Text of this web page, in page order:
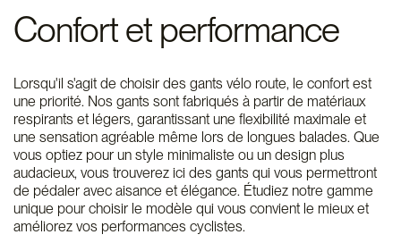
Confort et performance
Lorsqu'il s'agit de choisir des gants vélo route, le confort est
une priorité. Nos gants sont fabriqués à partir de matériaux
respirants et légers, garantissant une flexibilité maximale et
une sensation agréable même lors de longues balades. Que
vous optiez pour un style minimaliste ou un design plus
audacieux, vous trouverez ici des gants qui vous permettront
de pédaler avec aisance et élégance. Étudiez notre gamme
unique pour choisir le modèle qui vous convient le mieux et
améliorez vos performances cyclistes.